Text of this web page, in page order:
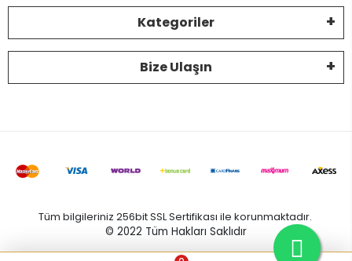
Kategoriler
Bize Ulaşın
Tüm bilgileriniz 256bit SSL Sertifikası ile korunmaktadır.
© 2022 Tüm Hakları Saklıdır